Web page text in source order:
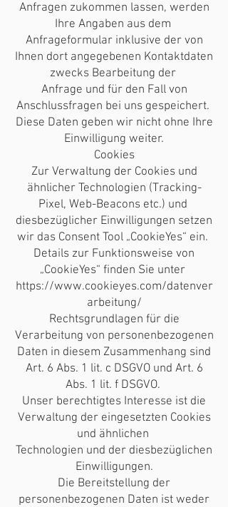
Anfragen zukommen lassen, werden
Ihre Angaben aus dem
Anfrageformular inklusive der von
Ihnen dort angegebenen Kontaktdaten
zwecks Bearbeitung der
Anfrage und für den Fall von
Anschlussfragen bei uns gespeichert.
Diese Daten geben wir nicht ohne Ihre
Einwilligung weiter.
Cookies
Zur Verwaltung der Cookies und
ähnlicher Technologien (Tracking-
Pixel, Web-Beacons etc.) und
diesbezüglicher Einwilligungen setzen
wir das Consent Tool „CookieYes“ ein.
Details zur Funktionsweise von
„CookieYes“ finden Sie unter
https://www.cookieyes.com/datenver
arbeitung/
Rechtsgrundlagen für die
Verarbeitung von personenbezogenen
Daten in diesem Zusammenhang sind
Art. 6 Abs. 1 lit. c DSGVO und Art. 6
Abs. 1 lit. f DSGVO.
Unser berechtigtes Interesse ist die
Verwaltung der eingesetzten Cookies
und ähnlichen
Technologien und der diesbezüglichen
Einwilligungen.
Die Bereitstellung der
personenbezogenen Daten ist weder